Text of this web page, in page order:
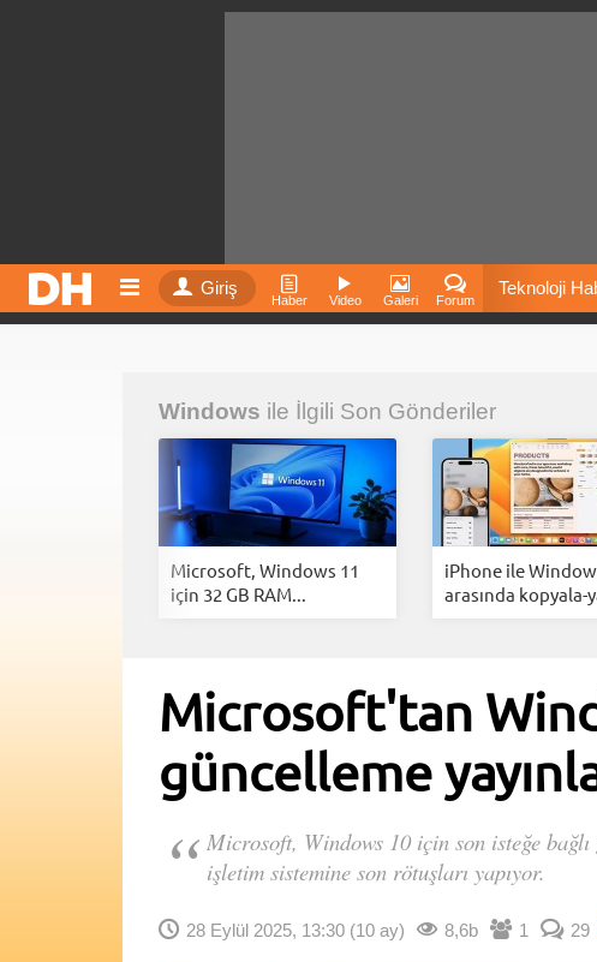
Giriş
Haber Video Galeri Forum
Teknoloji
Fiyatları
İnstagram
Windows ile İlgili Son Gönderiler
Microsoft, Windows 11
için 32 GB RAM...
iPhone ile
arasında kopyala-
Microsoft'tan
güncelleme
Microsoft, Windows 10 için son isteğe
işletim sistemine son rötuşları yapıyor.
28 Eylül 2025, 13:30 (10 ay) 8,6b 1 29